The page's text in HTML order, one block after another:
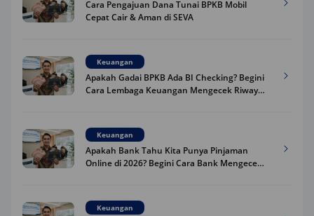
Cara Pengajuan Dana Tunai BPKB Mobil
Cepat Cair & Aman di SEVA
Keuangan
Apakah Gadai BPKB Ada BI Checking? Begini
Cara Lembaga Keuangan Mengecek Riwayat
Keuangan
Apakah Bank Tahu Kita Punya Pinjaman
Online di 2026? Begini Cara Bank Mengecek
Keuangan